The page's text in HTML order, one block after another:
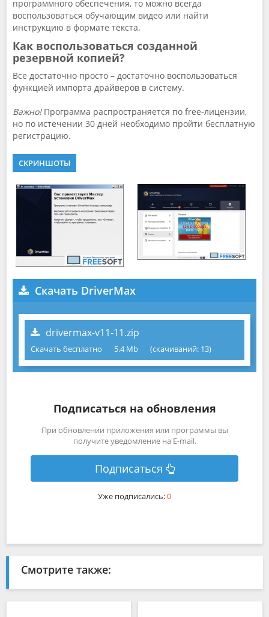
программного обеспечения, то можно всегда
воспользоваться обучающим видео или найти
инструкцию в формате текста.
Как воспользоваться созданной
резервной копией?
Все достаточно просто – достаточно воспользоваться
функцией импорта драйверов в систему.
Важно!Программа распространяется по free-лицензии,
но по истечении 30 дней необходимо пройти бесплатную
регистрацию.
СКРИНШОТЫ
Скачать DriverMax
drivermax-v11-11.zip
Скачать бесплатно 5.4 Mb (cкачиваний: 13)
Подписаться на обновления
При обновлении приложения или программы вы
получите уведомление на E-mail.
Подписаться
Уже подписались:0
Смотрите также: